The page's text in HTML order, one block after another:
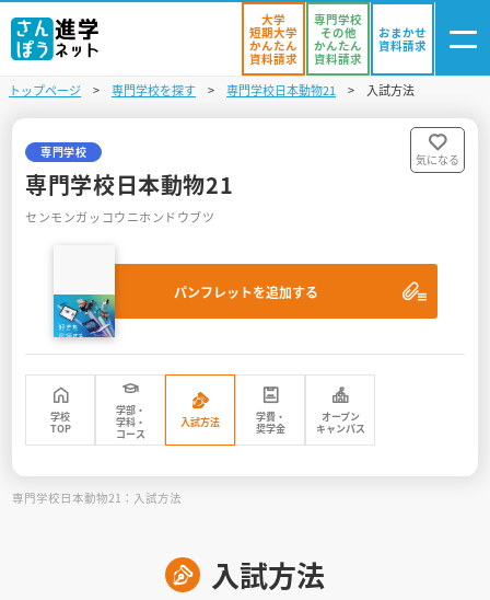
資料リスト
進学イベント
入試・受験入門
お役立ち情報
見学会WEB手引書
校内オンラインガイダンス
大学
短期大学
かんたん
資料請求
専門学校
その他
かんたん
資料請求
おまかせ
資料請求
トップページ 専門学校を探す 専門学校日本動物21 入試方法
専門学校
専門学校日本動物21
センモンガッコウニホンドウブツ
パンフレットを追加する
気になる
学校
TOP
学部・
学科・
コース
入試方法
学費・
奨学金
オープン
キャンパス
専門学校日本動物21：入試方法
入試方法